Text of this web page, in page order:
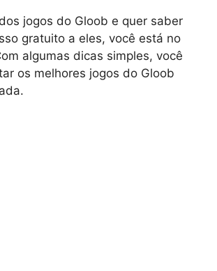
jogos do Gloob e quer saber
gratuito a eles, você está no
algumas dicas simples, você
os melhores jogos do Gloob